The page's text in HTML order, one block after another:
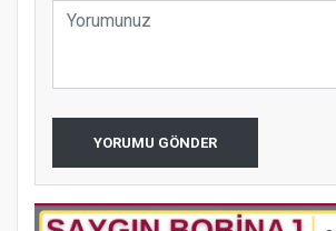
YORUMU GÖNDER